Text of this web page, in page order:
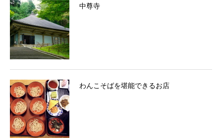
中尊寺
わんこそばを堪能できるお店